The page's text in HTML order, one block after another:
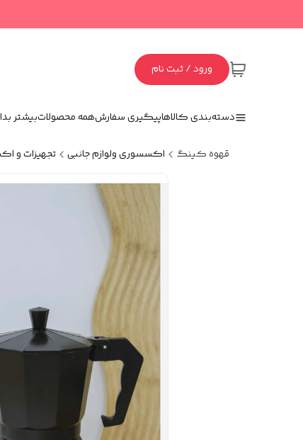
ورود / ثبت نام
دسته‌بندی کالاهاپیگیری سفارشهمه محصولاتبیشتر
قهوه کینگ اکسسوری و‌لوازم جانبی تجهیزات و